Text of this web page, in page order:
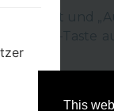
This